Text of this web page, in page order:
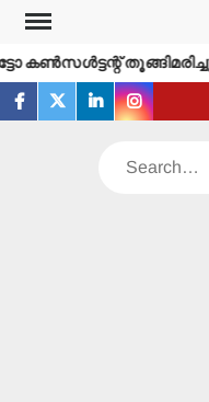
Skip
content
കണ്‍സള്‍ട്ടന്റ് തൂങ്ങിമരിച്ചു.
facebook
twitterlinkedininstagram
Search